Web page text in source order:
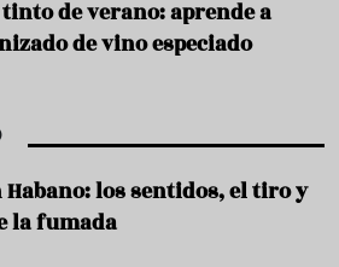
de verano: aprende a
de vino especiado
Habano: los sentidos, el tiro y
la fumada